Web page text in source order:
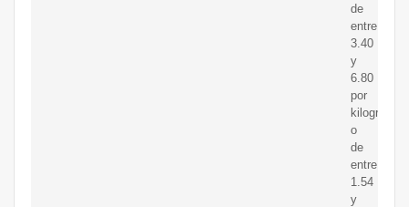
de
entre
3.40
y
6.80
por
kilogramo
o
de
entre
1.54
y